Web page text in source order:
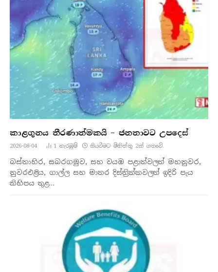
කාළගුනය තීරණාත්මකයි – ජනතාවට උපදෙස්
2026-08-04 1 නැරඹු​ම් කියවීමට මිනිත්තු 2ක් ගතවේ.
බස්නාහිර, සබරගමුව, සහ වයඹ පළාත්වලත් මහනුවර,
නුවරඑළිය, ගාල්ල සහ මාතර දිස්ත්‍රික්කවලත් ඉදිරි පැය
කිහිපය තුළ…